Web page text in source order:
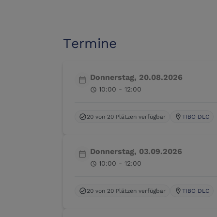
Termine
calendar_today Donnerstag, 20.08.2026
schedule 10:00 - 12:00
check_circle20 von 20 Plätzen verfügbar location_onTIBO DLC
calendar_today Donnerstag, 03.09.2026
schedule 10:00 - 12:00
check_circle20 von 20 Plätzen verfügbar location_onTIBO DLC